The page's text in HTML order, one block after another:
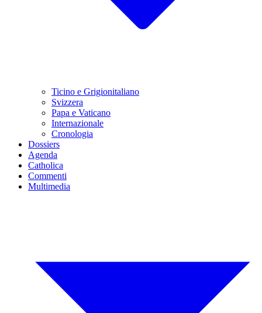
Ticino e Grigionitaliano
Svizzera
Papa e Vaticano
Internazionale
Cronologia
Dossiers
Agenda
Catholica
Commenti
Multimedia